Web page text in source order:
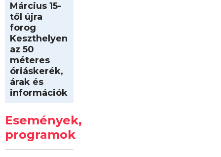
Március 15-
től újra
forog
Keszthelyen
az 50
méteres
óriáskerék,
árak és
információk
Események,
programok
Kilóméterek
2026